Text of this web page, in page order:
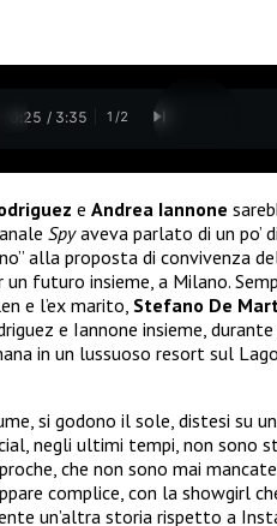
0:26 / 3:35 1 /2
e Andrea Iannone
Spyaveva parlato di un po’
alla proposta di convivenza
futuro insieme, a Milano.
e l’ex marito, Stefano De
e Iannone insieme,
in un lussuoso resort sul
si godono il sole, distesi su
negli ultimi tempi, non
che non sono mai
complice, con la showgirl
un’altra storia rispetto a